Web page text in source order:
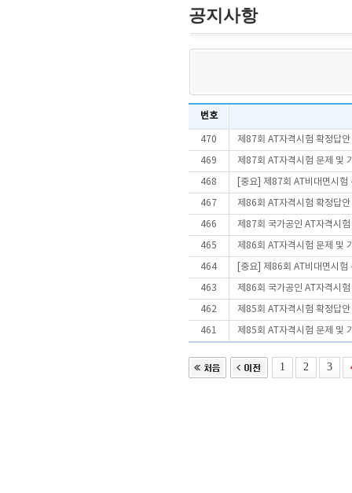
공지사항
번호
470 제87회 AT자격시험 확정답
469 제87회 AT자격시험 문제 및
468 [중요] 제87회 AT비대면시험
467 제86회 AT자격시험 확정답
466 제87회 국가공인 AT자격시
465 제86회 AT자격시험 문제 및
464 [중요] 제86회 AT비대면시험
463 제86회 국가공인 AT자격시
462 제85회 AT자격시험 확정답
461 제85회 AT자격시험 문제 및
1 2 3